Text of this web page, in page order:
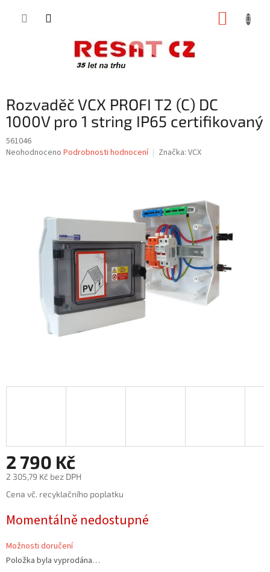
Rozvaděč VCX PROFI T2 (C) DC
1000V pro 1 string IP65 certifikovaný
561046
Průměrné
hvězdiček.
Neohodnoceno Podrobnosti hodnocení Značka: VCX
2 790 Kč
2 305,79 Kč bez DPH
Měrná
Cena vč. recyklačního poplatku
Momentálně nedostupné
Možnosti doručení
Položka byla vyprodána…